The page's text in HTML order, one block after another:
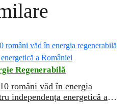
Regenerabilă
români văd în energia
independența energetică a